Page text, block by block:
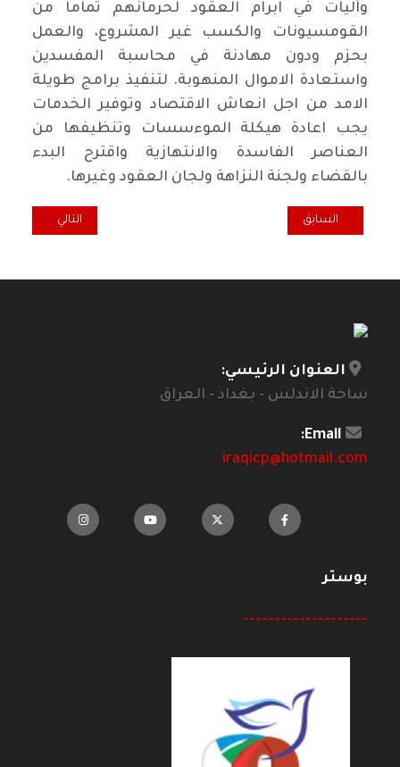
وآليات في ابرام العقود لحرمانهم تماماً من
القومسيونات والكسب غير المشروع، والعمل
بحزم ودون مهادنة في محاسبة المفسدين
واستعادة الاموال المنهوبة. لتنفيذ برامج طويلة
الامد من اجل انعاش الاقتصاد وتوفير الخدمات
يجب اعادة هيكلة الموءسسات وتنظيفها من
العناصر الفاسدة والانتهازية واقترح البدء
بالقضاء ولجنة النزاهة ولجان العقود وغيرها.
المقال السابق: رافدين العطاء
السابق المقال التالي:
التالي
العنوان الرئيسي:
ساحة الاندلس - بغداد - العراق
Email:
iraqicp@hotmail.com
بوستر
--------------------